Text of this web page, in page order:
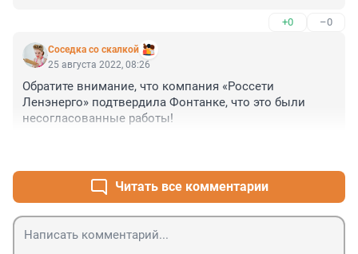
+0 –0
Соседка со скалкой
25 августа 2022, 08:26
Обратите внимание, что компания «Россети
Ленэнерго» подтвердила Фонтанке, что это были
несогласованные работы!
Читать все комментарии